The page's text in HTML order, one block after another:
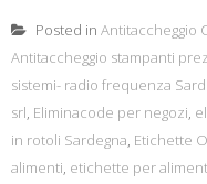
Posted in Antitaccheggio
Antitaccheggio stampanti
sistemi- radio frequenza
srl, Eliminacode per negozi,
in rotoli Sardegna, Etichette
alimenti, etichette per